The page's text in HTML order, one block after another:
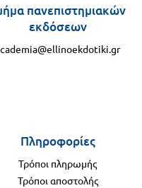
πανεπιστημιακών
εκδόσεων
Πληροφορίες
Τρόποι πληρωμής
Τρόποι αποστολής